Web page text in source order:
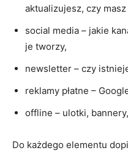
aktualizujesz, czy
social media – jakie
je tworzy,
newsletter – czy
reklamy płatne –
offline – ulotki,
Do każdego elementu